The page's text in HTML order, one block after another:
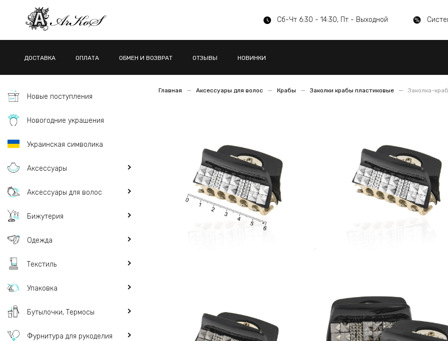
Сб-Чт 6:30 - 14:30, Пт - Выходной
ДОСТАВКА ОПЛАТА ОБМЕН И ВОЗВРАТ ОТЗЫВЫ НОВИНКИ
Новые поступления
Новогодние украшения
Украинская символика
Аксессуары
Аксессуары для волос
Бижутерия
Одежда
Текстиль
Упаковка
Бутылочки, Термосы
Фурнитура для рукоделия
Главная Аксессуары для волос Крабы Заколки крабы пластиковые Заколка-